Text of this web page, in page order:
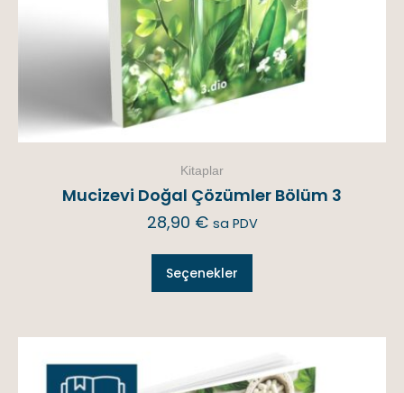
Kitaplar
Mucizevi Doğal Çözümler Bölüm 3
28,90 € sa PDV
Seçenekler